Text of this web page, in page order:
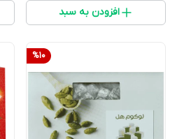
افزودن به سبد
%10